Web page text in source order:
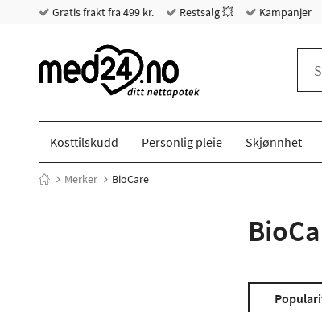
Gratis frakt fra 499 kr. Restsalg 💥 Kampanjer
Kosttilskudd Personlig pleie Skjønnhet
Merker BioCare